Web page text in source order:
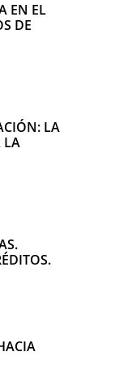
EN EL
DE
LA
LA